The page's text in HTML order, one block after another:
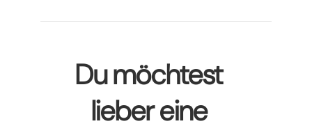
Du möchtest
lieber eine